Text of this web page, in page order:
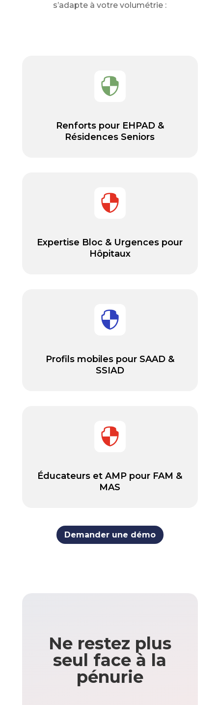
s’adapte à votre volumétrie :

Renforts pour EHPAD &
Résidences Seniors

Expertise Bloc & Urgences pour
Hôpitaux

Profils mobiles pour SAAD &
SSIAD

Éducateurs et AMP pour FAM &
MAS
Demander une démo
Ne restez plus
seul face à la
pénurie